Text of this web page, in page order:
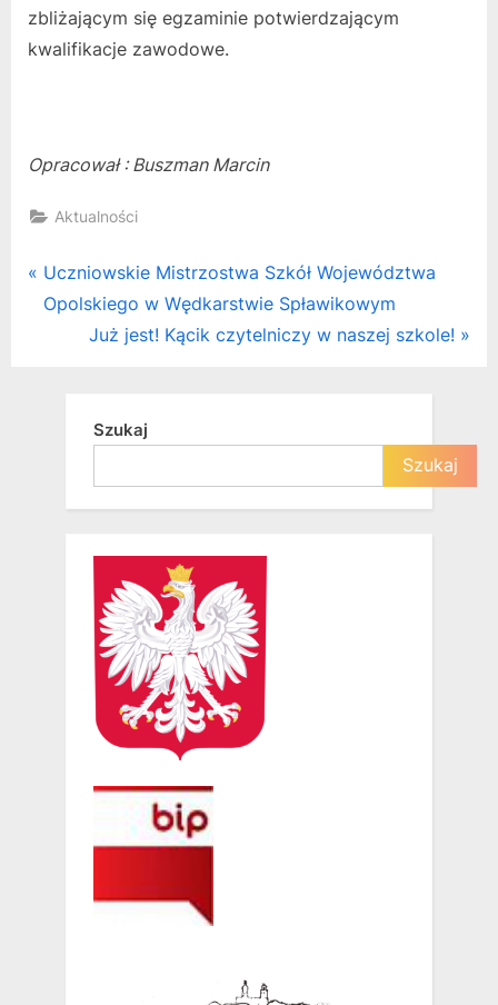
zbliżającym się egzaminie potwierdzającym
kwalifikacje zawodowe.
Opracował : Buszman Marcin
Aktualności
Nawigacja
wpisu
P
r
Uczniowskie Mistrzostwa Szkół Województwa
Opolskiego w Wędkarstwie Spławikowym
N
t
o
t
Już jest! Kącik czytelniczy w naszej szkole!
Szukaj
Szukaj